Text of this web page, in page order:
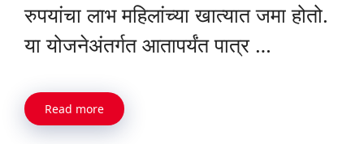
रुपयांचा लाभ महिलांच्या खात्यात जमा होतो.
या योजनेअंतर्गत आतापर्यंत पात्र …
Read more